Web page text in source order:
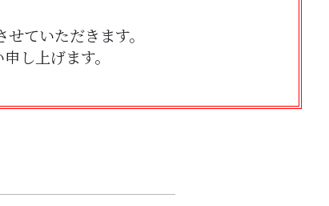
ていただきます。
し上げます。